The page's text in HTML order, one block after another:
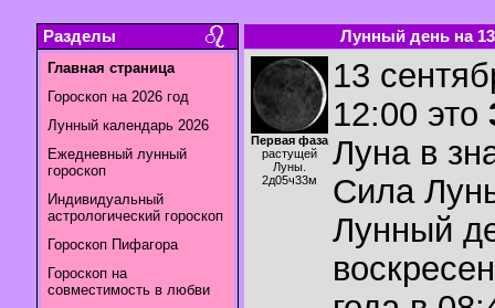
Разделы
Главная страница
Гороскоп на 2026 год
Лунный календарь 2026
Ежедневный лунный
гороскоп
Индивидуальный
астрологический гороскоп
Гороскоп Пифагора
Гороскоп на
совместимость в любви
Лунный день на
Первая фаза
растущей
Луны.
2д05ч33м
13
12:00 это
Луна в
Сила
Лунный